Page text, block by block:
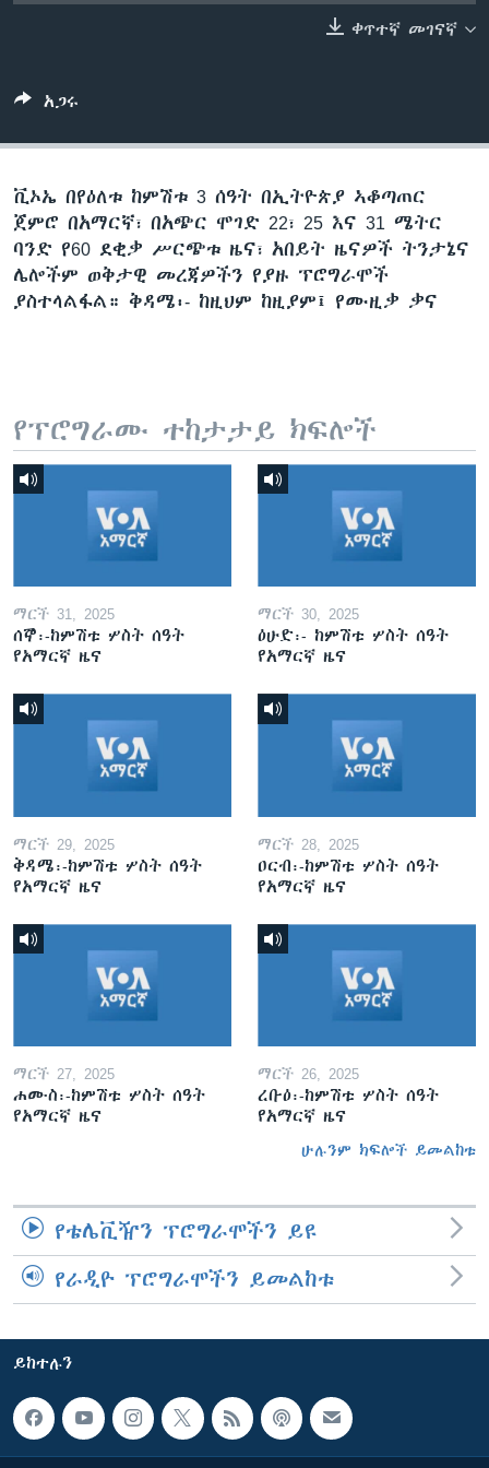
ቀጥተኛ መገናኛ
አጋሩ
ቪኦኤ በየዕለቱ ከምሽቱ 3 ሰዓት በኢትዮጵያ ኣቆጣጠር
ጀምሮ በአማርኛ፣ በአጭር ሞገድ 22፣ 25 እና 31 ሜትር
ባንድ የ60 ደቂቃ ሥርጭቱ ዜና፣ አበይት ዜናዎች ትንታኔና
ሌሎችም ወቅታዊ መረጃዎችን የያዙ ፕሮግራሞች
ያስተላልፋል። ቅዳሜ፡- ከዚህም ከዚያም፤ የሙዚቃ ቃና
የፕሮግራሙ ተከታታይ ክፍሎች
ማርች 31, 2025
ሰኞ፡-ከምሽቱ ሦስት ሰዓት
የአማርኛ ዜና
ማርች 30, 2025
ዕሁድ፡- ከምሽቱ ሦስት ሰዓት
የአማርኛ ዜና
ማርች 29, 2025
ቅዳሜ፡-ከምሽቱ ሦስት ሰዓት
የአማርኛ ዜና
ማርች 28, 2025
ዐርብ፡-ከምሽቱ ሦስት ሰዓት
የአማርኛ ዜና
ማርች 27, 2025
ሐሙስ፡-ከምሽቱ ሦስት ሰዓት
የአማርኛ ዜና
ማርች 26, 2025
ረቡዕ፡-ከምሽቱ ሦስት ሰዓት
የአማርኛ ዜና
ሁሉንም ክፍሎች ይመልከቱ
የቴሌቪዥን ፕሮግራሞችን ይዩ
የራዲዮ ፕሮግራሞችን ይመልከቱ
ይከተሉን